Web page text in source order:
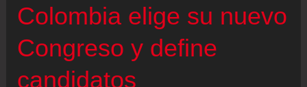
Colombia elige su nuevo
Congreso y define
candidatos